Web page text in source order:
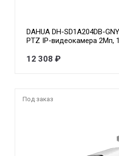
DAHUA DH-SD1A204DB-
PTZ IP-видеокамера 2Мп,
видеоаналитика, ИК до
12 308 ₽
Под заказ